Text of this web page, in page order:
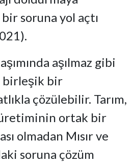
soruna yol açtı
aşılmaz gibi
birleşik bir
çözülebilir. Tarım,
ortak bir
olmadan Mısır ve
soruna çözüm